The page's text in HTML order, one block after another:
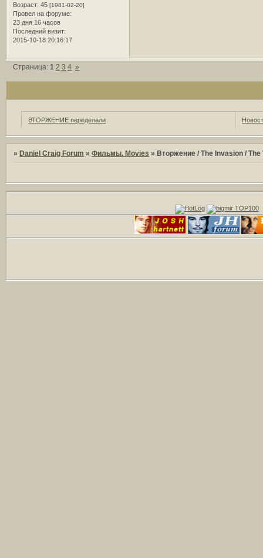
Возраст: 45 [1981-02-20]
Провел на форуме:
23 дня 16 часов
Последний визит:
2015-10-18 20:16:17
Страница:1 2 3 4 »
ВТОРЖЕНИЕ переделали
» Daniel Craig Forum »Фильмы. Movies » Вторжение / The Invasion /